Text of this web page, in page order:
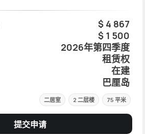
$ 4 867
$ 1 500
2026年第四季度
租赁权
在建
巴厘岛
二居室 2 二层楼 75 平米
提交申请